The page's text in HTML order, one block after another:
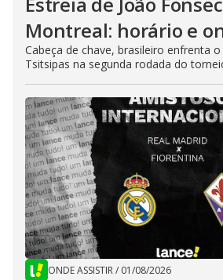
Montreal: horário e
Cabeça de chave, brasileiro enfrenta
Tsitsipas na segunda rodada do
ONDE ASSISTIR/ 01/08/2026